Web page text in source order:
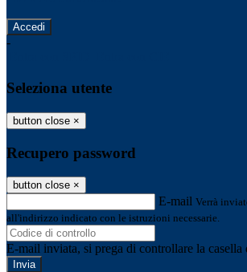
-
Seleziona utente
button close ×
Recupero password
button close ×
E-mail Verrà
all'indirizzo indicato con le istruzioni necessarie.
E-mail inviata, si prega di controllare la casella